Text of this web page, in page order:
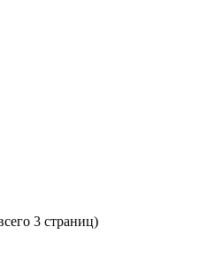
3 страниц)